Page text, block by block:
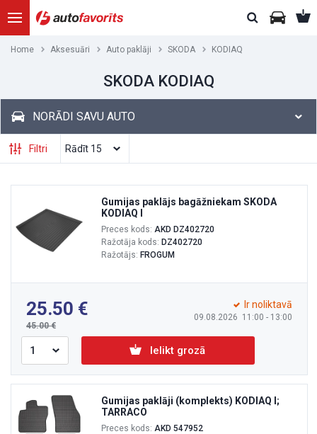
Home Aksesuāri Auto paklāji SKODA KODIAQ
SKODA KODIAQ
NORĀDI SAVU AUTO
Filtri
Gumijas paklājs bagāžniekam SKODA
KODIAQ I
Preces kods: AKD DZ402720
Ražotāja kods: DZ402720
Ražotājs: FROGUM
25.50
45.00
09.08.2026 11:00 - 13:00
Ir noliktavā
Ielikt grozā
Gumijas paklāji (komplekts) KODIAQ I;
TARRACO
Preces kods: AKD 547952